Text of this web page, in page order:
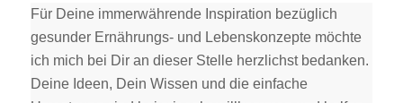
Für Deine immerwährende Inspiration bezüglich
gesunder Ernährungs- und Lebenskonzepte möchte
ich mich bei Dir an dieser Stelle herzlichst bedanken.
Deine Ideen, Dein Wissen und die einfache